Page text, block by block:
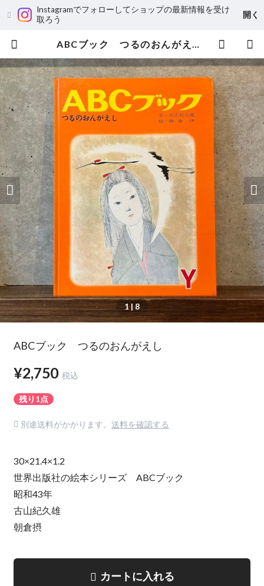
Instagramでフォローしてショップの最新情報を受け
取ろう
開く
ABCブック つるのおんがえし | maintent
1| 8
ABCブック つるのおんがえし
¥2,750 税込
残り1点
別途送料がかかります。 送料を確認する
30×21.4×1.2
世界出版社の絵本シリーズ ABCブック
昭和43年
古山紀久雄
朝倉摂
カートに入れる